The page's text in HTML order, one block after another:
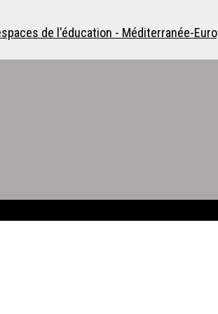
de l'éducation - Méditerranée-